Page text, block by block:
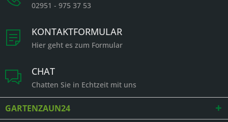
02951 - 975 37 53
KONTAKTFORMULAR
Hier geht es zum Formular
CHAT
Chatten Sie in Echtzeit mit uns
GARTENZAUN24